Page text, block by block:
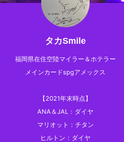
タカSmile
福岡県在住空陸マイラー＆ホテラー
メインカードspgアメックス
【2021年末時点】
ANA＆JAL：ダイヤ
マリオット：チタン
ヒルトン：ダイヤ